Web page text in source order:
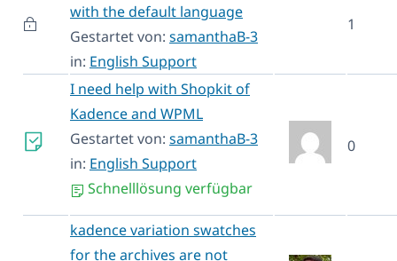
with the default language
Gestartet von: samanthaB-3
in: English Support
1
I need help with Shopkit of
Kadence and WPML
Gestartet von: samanthaB-3
in: English Support
Schnelllösung verfügbar
0
kadence variation swatches
for the archives are not